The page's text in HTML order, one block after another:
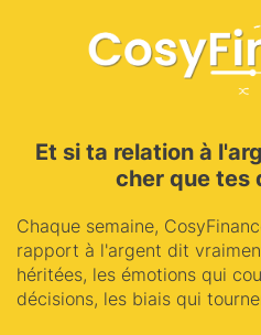
Et si ta relation à
cher que tes
Chaque semaine,
rapport à l'argent dit
héritées, les émotions qui
décisions, les biais qui